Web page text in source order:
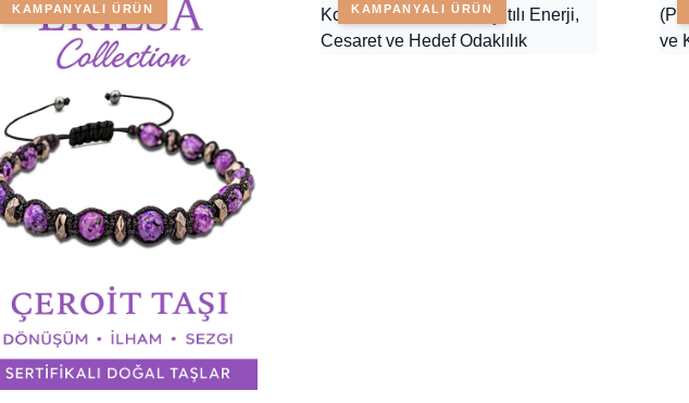
KAMPANYALI ÜRÜN KAMPANYALI ÜRÜN